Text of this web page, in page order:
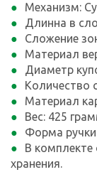
Механизм:
Длинна в
Сложение
Материал
Диаметр
Количество
Материал
Вес: 425
Форма
В комплекте
хранения.